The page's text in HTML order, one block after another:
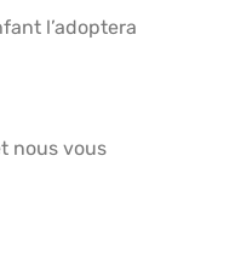
l’adoptera
nous vous